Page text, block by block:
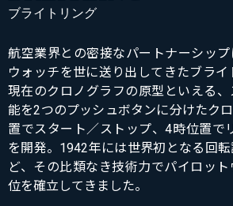
ブライトリング
航空業界との密接なパートナーシッ
ウォッチを世に送り出してきたブラ
現在のクロノグラフの原型といえる
能を2つのプッシュボタンに分けたク
置でスタート／ストップ、4時位置で
を開発。1942年には世界初となる回
ど、その比類なき技術力でパイロッ
位を確立してきました。